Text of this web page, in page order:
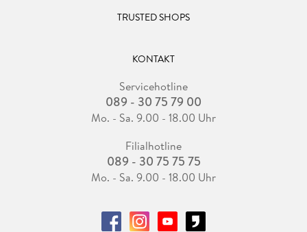
TRUSTED SHOPS
KONTAKT
Servicehotline
089 - 30 75 79 00
Mo. - Sa. 9.00 - 18.00 Uhr
Filialhotline
089 - 30 75 75 75
Mo. - Sa. 9.00 - 18.00 Uhr